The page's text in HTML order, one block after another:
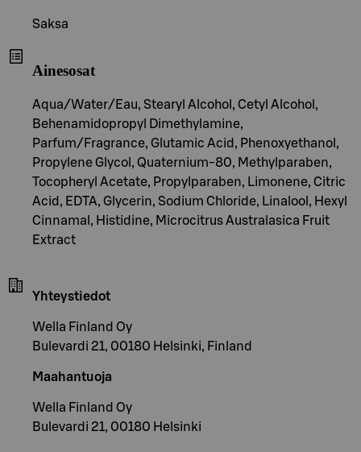
Saksa
Ainesosat
Aqua/Water/Eau, Stearyl Alcohol, Cetyl Alcohol,
Behenamidopropyl Dimethylamine,
Parfum/Fragrance, Glutamic Acid, Phenoxyethanol,
Propylene Glycol, Quaternium-80, Methylparaben,
Tocopheryl Acetate, Propylparaben, Limonene, Citric
Acid, EDTA, Glycerin, Sodium Chloride, Linalool, Hexyl
Cinnamal, Histidine, Microcitrus Australasica Fruit
Extract
Yhteystiedot
Wella Finland Oy
Bulevardi 21, 00180 Helsinki, Finland
Maahantuoja
Wella Finland Oy
Bulevardi 21, 00180 Helsinki